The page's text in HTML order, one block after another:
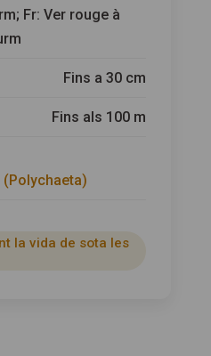
Fr: Ver rouge à
Fins a 30 cm
Fins als 100 m
la vida de sota les